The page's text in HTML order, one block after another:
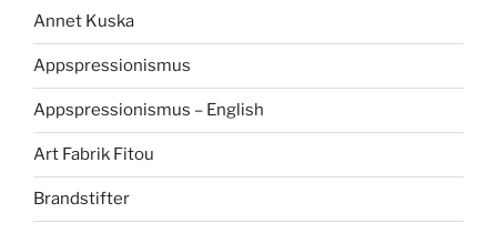
Annet Kuska
Appspressionismus
Appspressionismus – English
Art Fabrik Fitou
Brandstifter